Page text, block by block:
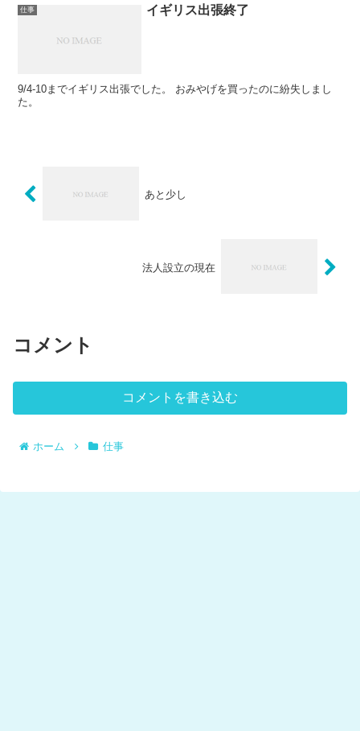
仕事 イギリス出張終了
9/4-10までイギリス出張でした。 おみやげを買ったのに紛失しまし
た。
あと少し
法人設立の現在
コメント
コメントを書き込む
ホーム 仕事